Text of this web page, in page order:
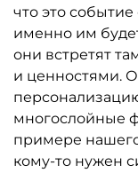
что это
именно им
они встретят
и ценностями.
многослойные
примере
кому-то нужен